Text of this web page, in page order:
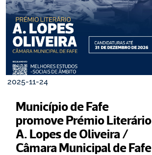
2025-11-24
Município de Fafe
promove Prémio Literário
A. Lopes de Oliveira /
Câmara Municipal de Fafe